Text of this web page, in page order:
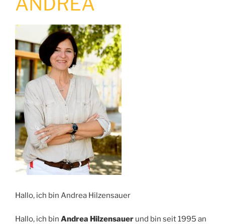
Hallo, ich bin Andrea Hilzensauer
Hallo, ich bin Andrea Hilzensauer und bin seit 1995 an